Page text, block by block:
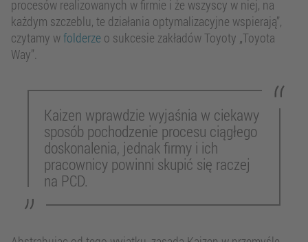
procesów realizowanych w firmie i że wszyscy w niej, na
każdym szczeblu, te działania optymalizacyjne wspierają”,
czytamy wfolderze o sukcesie zakładów Toyoty „Toyota
Way”.
Kaizen wprawdzie wyjaśnia w ciekawy
sposób pochodzenie procesu ciągłego
doskonalenia, jednak firmy i ich
pracownicy powinni skupić się raczej
na PCD.